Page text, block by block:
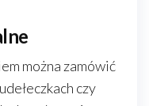
można zamówić
czy